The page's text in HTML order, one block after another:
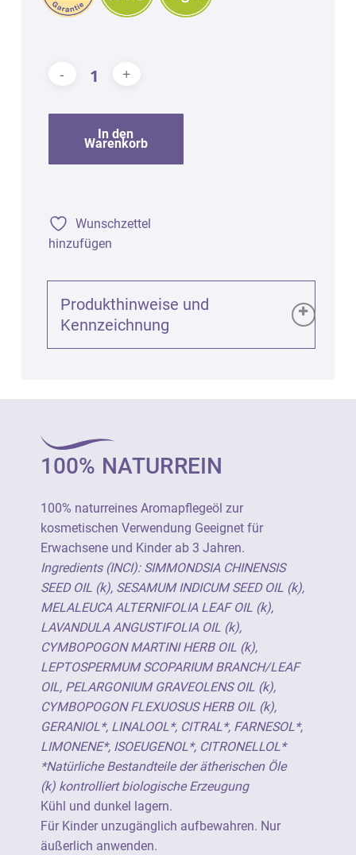
In den
Warenkorb
Wunschzettel
hinzufügen
Produkthinweise und
Kennzeichnung
Art. 83220
kosmetischen Verwendung. Geeignet für
Erwachsene und Kinder ab 3 Jahren.
Für Kinder unzugänglich aufbewahren. Nur
äußerlich anwenden.
Kontakt mit den Augen und Schleimhäuten
vermeiden.
Hersteller:
Neumond - Düfte der Natur GmbH
Gewerbegebiet 2, D-82399 Raisting
Tel.: +49 8807 940800
E-Mail: info@neumond.de
www.neumond.de
100% NATURREIN
100% naturreines Aromapflegeöl zur
kosmetischen Verwendung Geeignet für
Erwachsene und Kinder ab 3 Jahren.
Ingredients (INCI): SIMMONDSIA CHINENSIS
SEED OIL (k), SESAMUM INDICUM SEED OIL (k),
MELALEUCA ALTERNIFOLIA LEAF OIL (k),
LAVANDULA ANGUSTIFOLIA OIL (k),
CYMBOPOGON MARTINI HERB OIL (k),
LEPTOSPERMUM SCOPARIUM BRANCH/LEAF
OIL, PELARGONIUM GRAVEOLENS OIL (k),
CYMBOPOGON FLEXUOSUS HERB OIL (k),
GERANIOL*, LINALOOL*, CITRAL*, FARNESOL*,
LIMONENE*, ISOEUGENOL*, CITRONELLOL*
*Natürliche Bestandteile der ätherischen Öle
(k) kontrolliert biologische Erzeugung
Kühl und dunkel lagern.
Für Kinder unzugänglich aufbewahren. Nur
äußerlich anwenden.